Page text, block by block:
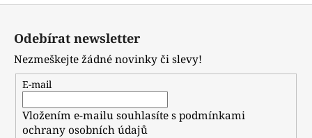
Z
Odebírat newsletter
Nezmeškejte žádné novinky či slevy!
E-mail
Vložením e-mailu souhlasíte spodmínkami
ochrany osobních údajů